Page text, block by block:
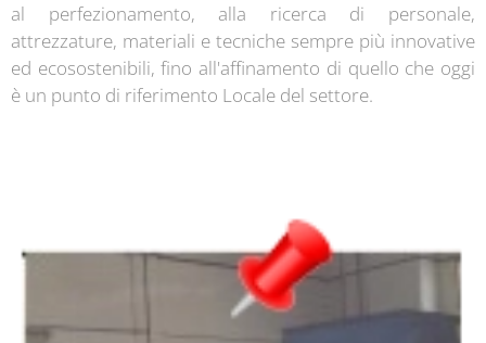
al perfezionamento, alla ricerca di personale,
attrezzature, materiali e tecniche sempre più innovative
ed ecosostenibili, fino all'affinamento di quello che oggi
è un punto di riferimento Locale del settore.